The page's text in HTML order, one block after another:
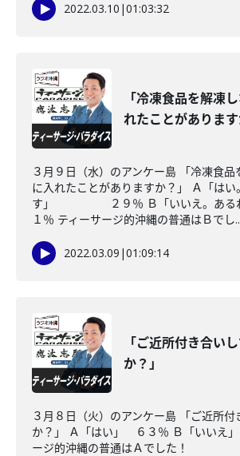
2022.03.10 |01:03:32
「冷凍食品を解凍
れたことがあります
３月９日（水）のアンケー島 「冷凍食
に入れたことがありますか？」 Ａ「はい
す」 ２９％ Ｂ「いいえ。あるわ
１％ ティーサージ的沖縄の普通はＢでし
2022.03.09 |01:09:14
「ご近所付き合い
か？」
３月８日（火）のアンケー島 「ご近所
か？」 Ａ「はい」 ６３％ Ｂ「いいえ
ージ的沖縄の普通はＡでした！